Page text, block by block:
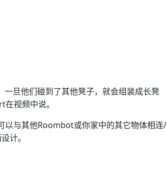
旦他们碰到了其他凳子，就会组装成长凳
视频中说。
以与其他Roombot或你家中的其它物体相连/
计。